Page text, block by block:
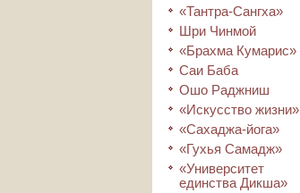
«Тантра-Сангха»
Шри Чинмой
«Брахма Кумарис»
Саи Баба
Ошо Раджниш
«Искусство жизни»
«Сахаджа-йога»
«Гухья Самадж»
«Университет
единства Дикша»